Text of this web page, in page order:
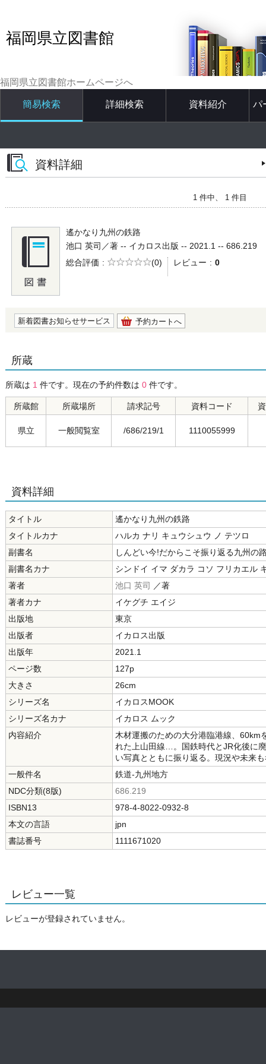
福岡県立図書館
福岡県立図書館ホームページへ
簡易検索 詳細検索 資料紹介 パ
資料詳細
1 件中、 1 件目
遙かなり九州の鉄路
池口 英司／著 -- イカロス出版 -- 2021.1 -- 686.219
総合評価
5段階評価
(0) レビュー 0
新着図書お知らせサービス 予約カートへ
所蔵
所蔵は 1 件です。現在の予約件数は 0 件です。
所蔵館 所蔵場所 請求記号 資料コード
県立 一般閲覧室 /686/219/1 1110055999
資料詳細
タイトル
遙かなり九州の鉄路
タイトルカナ
ハルカ ナリ キュウシュウ ノ テツロ
副書名
しんどい今!だからこそ振り返る九州の
副書名カナ
シンドイ イマ ダカラ コソ フリカエル
著者
池口 英司
／著
著者カナ
イケグチ エイジ
出版地
東京
出版者
イカロス出版
出版年
2021.1
ページ数
127p
大きさ
26cm
シリーズ名
イカロスMOOK
シリーズ名カナ
イカロス ムック
内容紹介
木材運搬のための大分港臨港線、60km
れた上山田線…。国鉄時代とJR化後に
い写真とともに振り返る。現況や未来
一般件名
鉄道-九州地方
NDC分類(8版)
686.219
ISBN13
978-4-8022-0932-8
本文の言語
jpn
書誌番号
1111671020
レビュー一覧
レビューが登録されていません。